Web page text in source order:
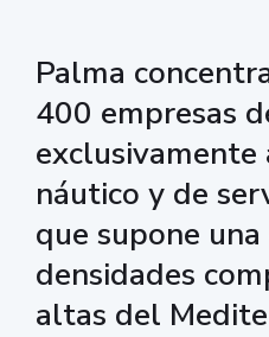
Palma
400 empresas
exclusivamente
náutico y de
que supone
densidades
altas del